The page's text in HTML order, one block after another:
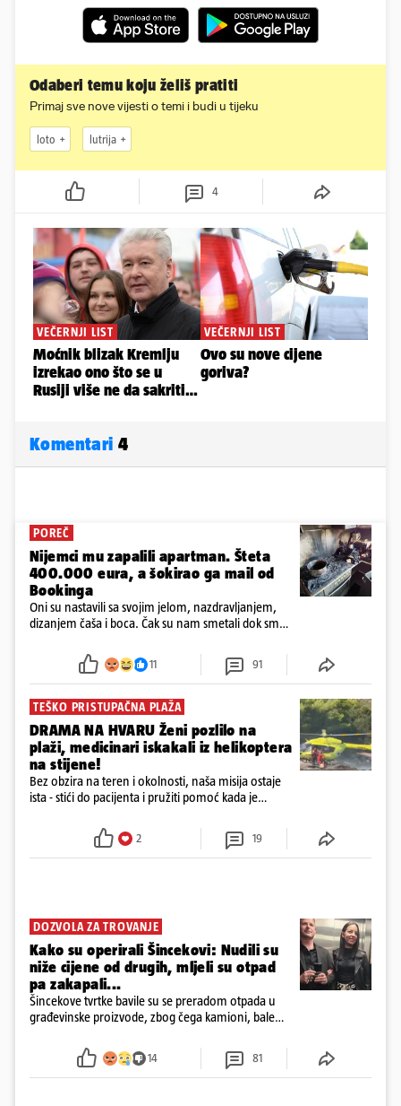
Odaberi temu koju želiš pratiti
Primaj sve nove vijesti o temi i budi u tijeku
loto lutrija
4
Komentari 4
POREČ
Nijemci mu zapalili apartman. Šteta
400.000 eura, a šokirao ga mail od
Bookinga
Oni su nastavili sa svojim jelom, nazdravljanjem,
dizanjem čaša i boca. Čak su nam smetali dok smo
požar, rekao je vlasnik
11 91
TEŠKO PRISTUPAČNA PLAŽA
DRAMA NA HVARU Ženi pozlilo na
plaži, medicinari iskakali iz helikoptera
na stijene!
Bez obzira na teren i okolnosti, naša misija ostaje
ista - stići do pacijenta i pružiti pomoć kada je
2 19
DOZVOLA ZA TROVANJE
Kako su operirali Šincekovi: Nudili su
niže cijene od drugih, mljeli su otpad
pa zakapali...
Šincekove tvrtke bavile su se preradom otpada u
građevinske proizvode, zbog čega kamioni, bale
14 81